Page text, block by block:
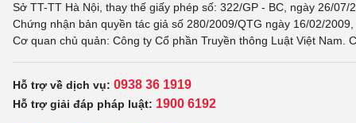
Sở TT-TT Hà Nội, thay thế giấy phép số: 322/GP - BC, ngày 26/
Chứng nhận bản quyền tác giả số 280/2009/QTG ngày 16/02/
Cơ quan chủ quản: Công ty Cổ phần Truyền thông Luật Việt Nam.
Hỗ trợ về dịch vụ: 0938 36 1919
Hỗ trợ giải đáp pháp luật: 1900 6192